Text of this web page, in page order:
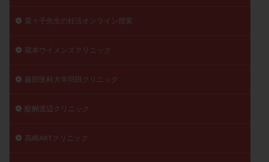
菜々子先生の妊活オンライン授業
蔵本ウイメンズクリニック
藤田医科大学羽田クリニック
醍醐渡辺クリニック
高崎ARTクリニック